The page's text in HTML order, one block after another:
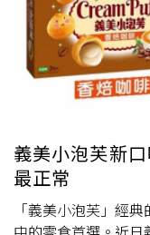
思」、「台北的鍋
真的漲特別兇，是
那個價值」。在眾
之一，「雞排可以
而已一個要100」、
一樣貴超扯」、「
排，漲到超過70已經
義美小泡芙新
最正常
「義美小泡芙」經